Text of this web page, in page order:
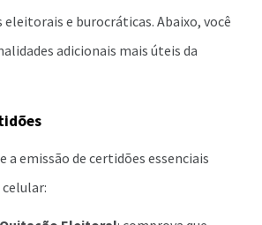
eleitorais e burocráticas. Abaixo, você
adicionais mais úteis da
emissão de certidões essenciais